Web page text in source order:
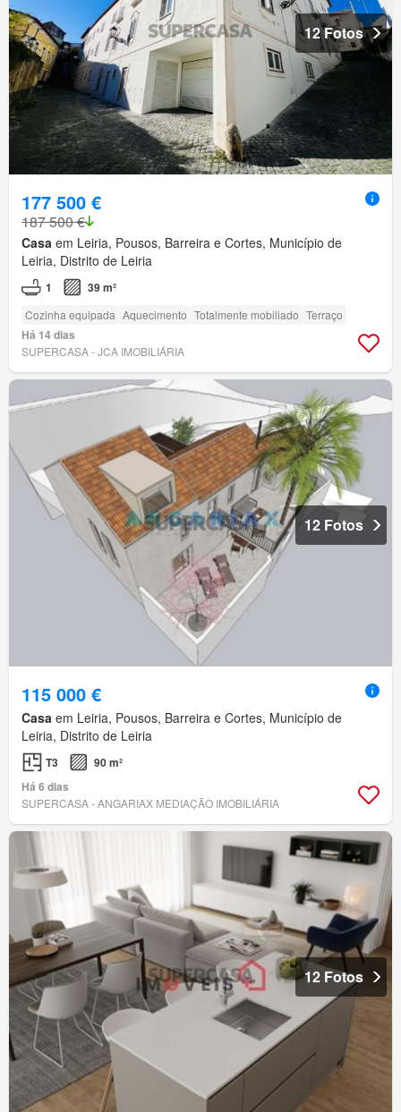
12 Fotos
177 500 €
187 500 €
Casa em Leiria, Pousos, Barreira e Cortes, Município de
Leiria, Distrito de Leiria
1 39 m²
Cozinha equipada Aquecimento Totalmente mobiliado Terraço
Há 14 dias
SUPERCASA - JCA IMOBILIÁRIA
12 Fotos
115 000 €
Casa em Leiria, Pousos, Barreira e Cortes, Município de
Leiria, Distrito de Leiria
T3
90 m²
Há 6 dias
SUPERCASA - ANGARIAX MEDIAÇÃO IMOBILIÁRIA
12 Fotos